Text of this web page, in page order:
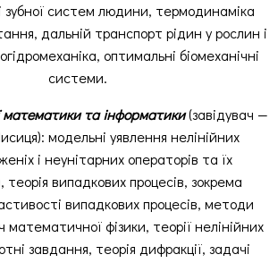
зубної систем людини, термодинаміка
дальній транспорт рідин у рослин і
оптимальні біомеханічні
системи.
математики та інформатики(завідувач —
модельні уявлення нелінійних
і неунітарних операторів та їх
теорія випадкових процесів, зокрема
випадкових процесів, методи
математичної фізики, теорії нелінійних
завдання, теорія дифракції, задачі